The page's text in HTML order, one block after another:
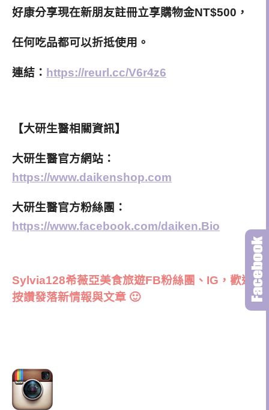
好康分享現在新朋友註冊立享購物金NT$500，
任何吃品都可以折抵使用。
連結： https://reurl.cc/V6r4z6
【大研生醫相關資訊】
大研生醫官方網站：
https://www.daikenshop.com
大研生醫官方粉絲團：
https://www.facebook.com/daiken.Bio
Sylvia128希薇亞美食旅遊FB粉絲團、IG，歡迎
按讚發落新情報與文章 🙂